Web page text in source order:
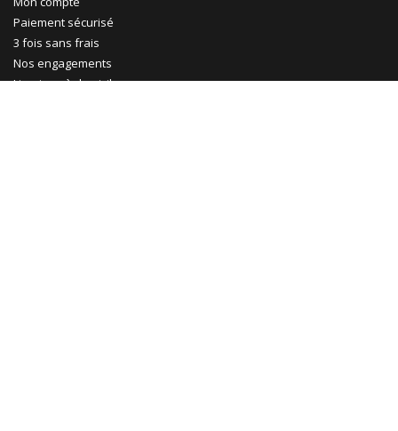
Paiement sécurisé
3 fois sans frais
Nos engagements
Livraison à domicile